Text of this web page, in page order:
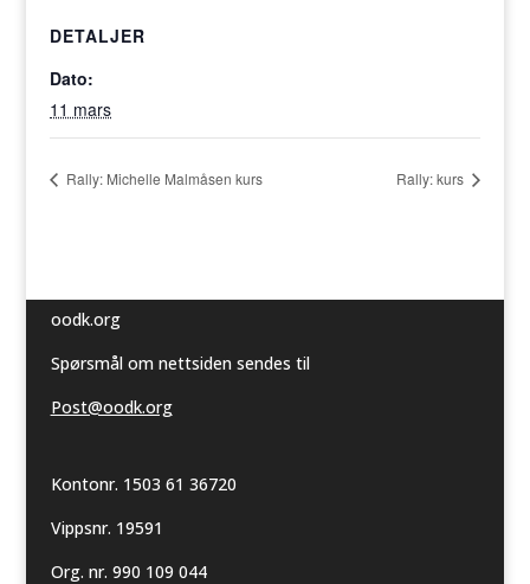
DETALJER
Dato:
11 mars
Rally: Michelle Malmåsen kurs Rally: kurs
oodk.org
Spørsmål om nettsiden sendes til
Post@oodk.org
Kontonr. 1503 61 36720
Vippsnr. 19591
Org. nr. 990 109 044